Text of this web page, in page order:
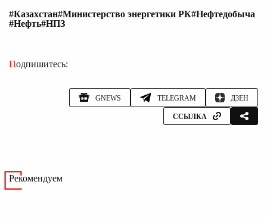
#Казахстан#Министерство энергетики РК#Нефтедобыча
#Нефть#НПЗ
Подпишитесь:
GNEWS TELEGRAM ДЗЕН
ССЫЛКА
Рекомендуем